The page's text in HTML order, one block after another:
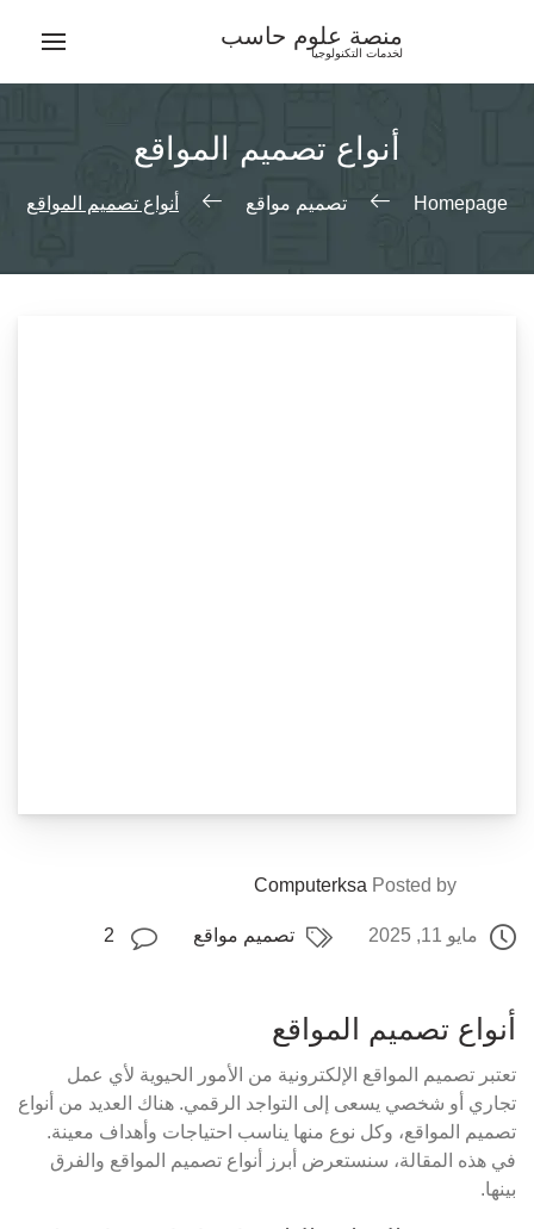
منصة علوم حاسب
لخدمات التكنولوجيا
أنواع تصميم المواقع
Homepage تصميم مواقع أنواع تصميم المواقع
Posted by
Computerksa
مايو 11, 2025 تصميم مواقع
أنواع تصميم المواقع
تعتبر تصميم المواقع الإلكترونية من الأمور الحيوية لأي عمل
تجاري أو شخصي يسعى إلى التواجد الرقمي. هناك العديد من أنواع
تصميم المواقع، وكل نوع منها يناسب احتياجات وأهداف معينة.
في هذه المقالة، سنستعرض أبرز أنواع تصميم المواقع والفرق
بينها.